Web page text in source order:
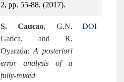
2, pp. 55-88, (2017).
S. Caucao, G.N.
Gatica, and R.
Oyarzúa: A posteriori
error analysis of a
fully-mixed
DOI